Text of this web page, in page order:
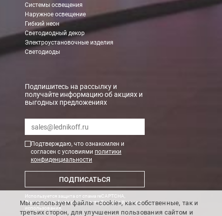
Системы освещения
Наружное освещение
Гибкий неон
Светодиодный декор
Электроустановочные изделия
Светодиоды
Подпишитесь на рассылку и
получайте информацию об акциях и
выгодных предложениях
Подтверждаю, что ознакомлен и
согласен с условиями политики
конфиденциальности
ПОДПИСАТЬСЯ
Используется защита от спама reCAPTCHA,
Политика конфиденциальности GoogleиУсловия
использования
Мы используем файлы «cookie», как собственные, так и
третьих сторон, для улучшения пользования сайтом и